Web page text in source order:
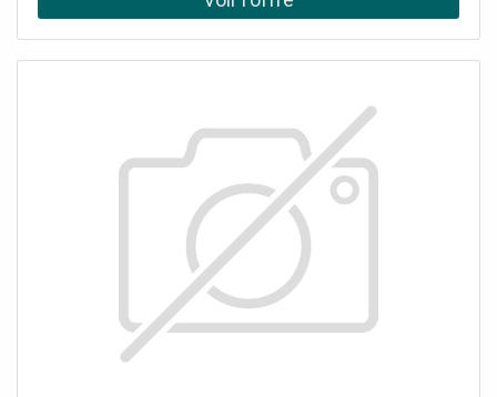
SANS LIMITE La technologie n'a plus de frontière !
possibilité de maîtriser votre installation à 100% du
moment que vous bénéficiez d'une connexion internet.
Voyager en toute quiétude et surveiller son habitation,
c'est possible avec cette caméra intelligente !